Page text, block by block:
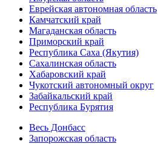
Еврейская автономная область
Камчатский край
Магаданская область
Приморский край
Республика Саха (Якутия)
Сахалинская область
Хабаровский край
Чукотский автономный округ
Забайкальский край
Республика Бурятия
Весь Донбасс
Запорожская область